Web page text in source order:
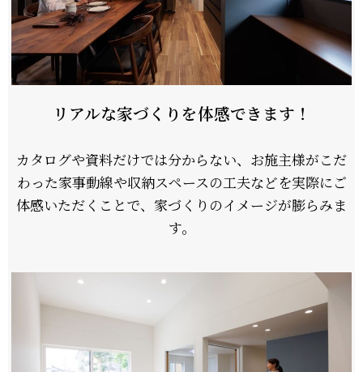
リアルな家づくりを体感できます！
カタログや資料だけでは分からない、お施主様がこだ
わった家事動線や収納スペースの工夫などを実際にご
体感いただくことで、家づくりのイメージが膨らみま
す。